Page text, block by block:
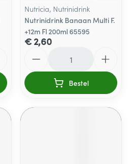
Nutricia, Nutrinidrink
Nutrinidrink Banaan Multi F.
+12m Fl 200ml 65595
€ 2,60
Bestel